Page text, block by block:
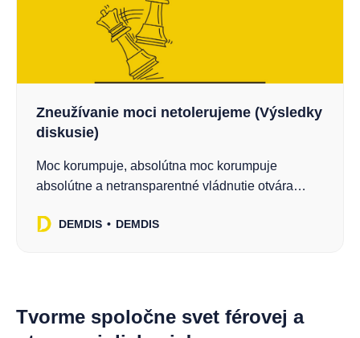
Zneužívanie moci netolerujeme (Výsledky
diskusie)
Moc korumpuje, absolútna moc korumpuje
absolútne a netransparentné vládnutie otvára
Prečítajte si stručné výsledky októbrovej DEMDIS
DEMDIS DEMDIS
Tvorme spoločne svet férovej a